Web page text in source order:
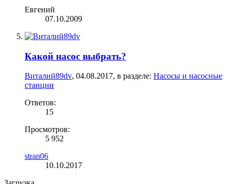
Евгений
07.10.2009
Какой насос выбрать?
Виталий89dv, 04.08.2017, в разделе: Насосы и насосные
станции
Ответов:
15
Просмотров:
5 952
stran06
10.10.2017